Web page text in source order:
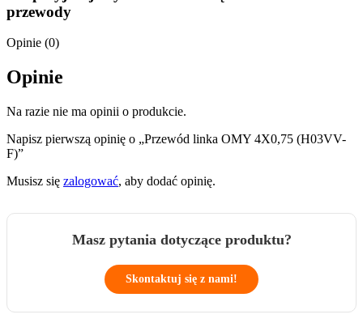
przewody
Opinie (0)
Opinie
Na razie nie ma opinii o produkcie.
Napisz pierwszą opinię o „Przewód linka OMY 4X0,75 (H03VV-
F)”
Musisz się zalogować, aby dodać opinię.
Masz pytania dotyczące produktu?
Skontaktuj się z nami!